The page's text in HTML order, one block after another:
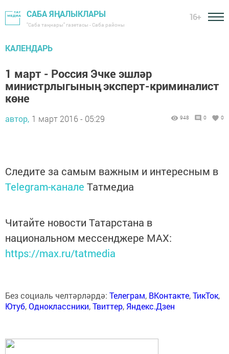
САБА ЯҢАЛЫКЛАРЫ
"Саба таңнары" газетасы - Саба районы
16+
КАЛЕНДАРЬ
1 март - Россия Эчке эшләр
министрлыгының эксперт-криминалист
көне
автор, 1 март 2016 - 05:29 948 0 0
Следите за самым важным и интересным в
Telegram-канале Татмедиа
Читайте новости Татарстана в
национальном мессенджере MАХ:
https://max.ru/tatmedia
Без социаль челтәрләрдә: Телеграм, ВКонтакте,ТикТок,
Ютуб,Одноклассники,Твиттер, Яндекс.Дзен